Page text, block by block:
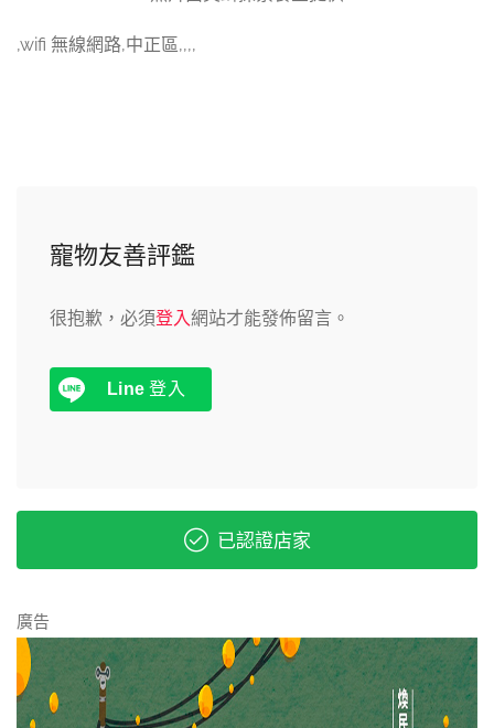
,wifi 無線網路,中正區,,,,
寵物友善評鑑
很抱歉，必須登入網站才能發佈留言。
Line 登入
已認證店家
廣告